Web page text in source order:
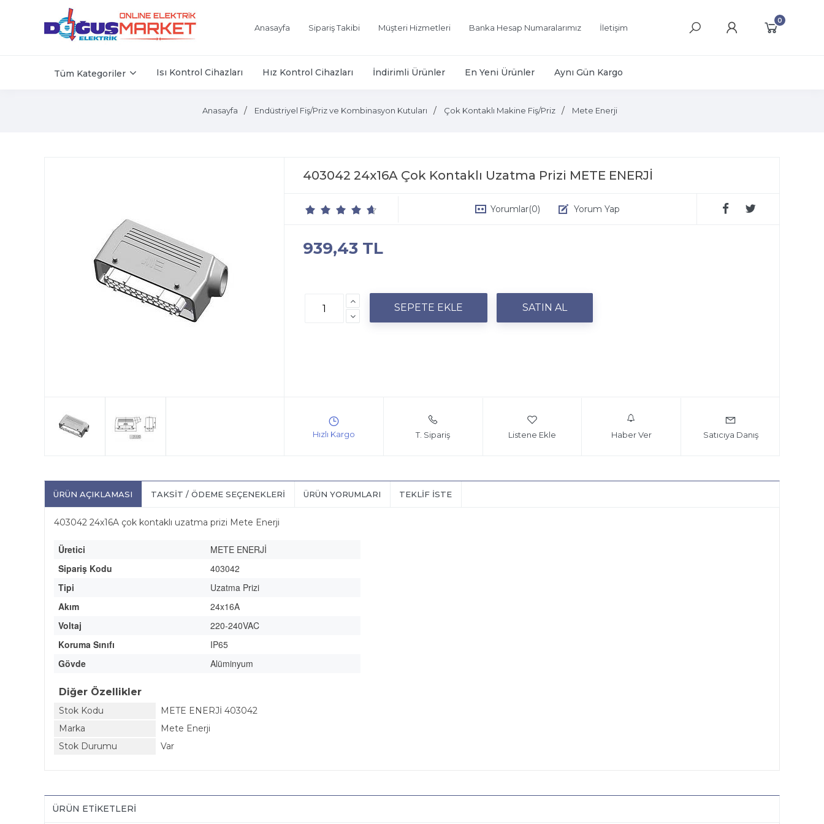
Anasayfa Sipariş Takibi Müşteri Hizmetleri Banka Hesap Numaralarımız İletişim
0
Tüm Kategoriler Isı Kontrol Cihazları Hız Kontrol Cihazları İndirimli Ürünler En Yeni Ürünler Aynı Gün Kargo
Anasayfa Endüstriyel Fiş/Priz ve Kombinasyon Kutuları Çok Kontaklı Makine Fiş/Priz Mete Enerji
403042 24x16A Çok Kontaklı Uzatma Prizi METE ENERJİ
Yorumlar(0) Yorum Yap
939,43 TL
T. Sipariş Listene Ekle Haber Ver Satıcıya Danış
ÜRÜN AÇIKLAMASI TAKSIT / ÖDEME SEÇENEKLERI ÜRÜN YORUMLARI TEKLIF İSTE
403042 24x16A çok kontaklı uzatma prizi Mete Enerji
Üretici
METE ENERJİ
Sipariş Kodu
403042
Tipi
Uzatma Prizi
Akım
24x16A
Voltaj
220-240VAC
Koruma Sınıfı
IP65
Gövde
Alüminyum
Diğer Özellikler
Stok Kodu
METE ENERJİ 403042
Marka
Mete Enerji
Stok Durumu
Var
ÜRÜN ETIKETLERI